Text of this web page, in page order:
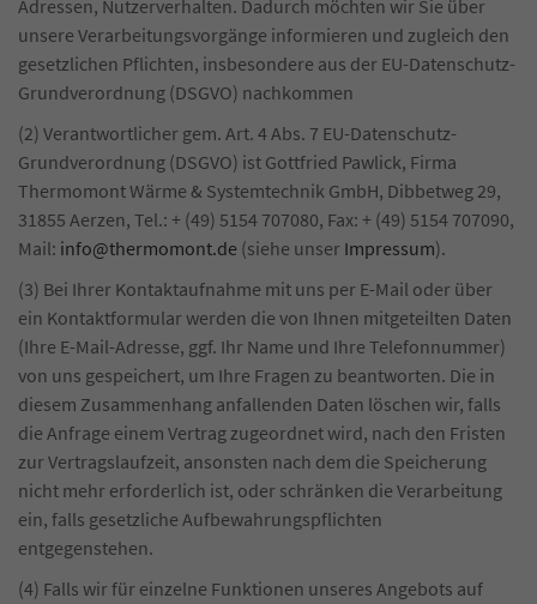
Adressen, Nutzerverhalten. Dadurch möchten wir Sie über
unsere Verarbeitungsvorgänge informieren und zugleich den
gesetzlichen Pflichten, insbesondere aus der EU-Datenschutz-
Grundverordnung (DSGVO) nachkommen
(2) Verantwortlicher gem. Art. 4 Abs. 7 EU-Datenschutz-
Grundverordnung (DSGVO) ist Gottfried Pawlick, Firma
Thermomont Wärme & Systemtechnik GmbH, Dibbetweg 29,
31855 Aerzen, Tel.: + (49) 5154 707080, Fax: + (49) 5154 707090,
Mail: info@thermomont.de (siehe unser Impressum).
(3) Bei Ihrer Kontaktaufnahme mit uns per E-Mail oder über
ein Kontaktformular werden die von Ihnen mitgeteilten Daten
(Ihre E-Mail-Adresse, ggf. Ihr Name und Ihre Telefonnummer)
von uns gespeichert, um Ihre Fragen zu beantworten. Die in
diesem Zusammenhang anfallenden Daten löschen wir, falls
die Anfrage einem Vertrag zugeordnet wird, nach den Fristen
zur Vertragslaufzeit, ansonsten nach dem die Speicherung
nicht mehr erforderlich ist, oder schränken die Verarbeitung
ein, falls gesetzliche Aufbewahrungspflichten
entgegenstehen.
(4) Falls wir für einzelne Funktionen unseres Angebots auf